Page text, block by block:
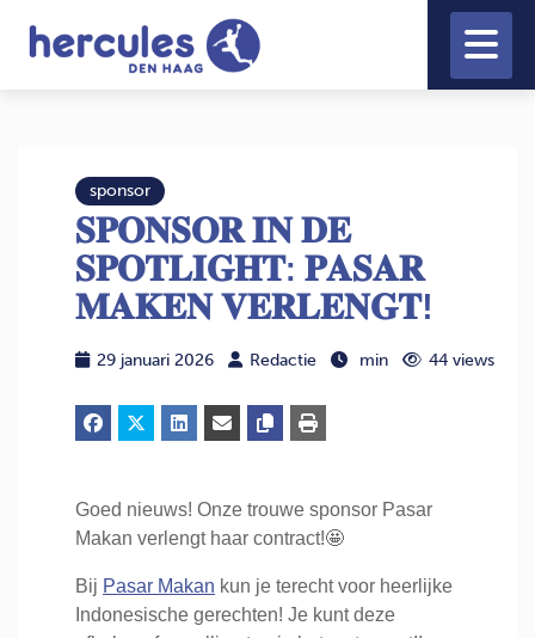
sponsor
𝐒𝐏𝐎𝐍𝐒𝐎𝐑 𝐈𝐍 𝐃𝐄
𝐒𝐏𝐎𝐓𝐋𝐈𝐆𝐇𝐓: 𝐏𝐀𝐒𝐀𝐑
𝐌𝐀𝐊𝐄𝐍 𝐕𝐄𝐑𝐋𝐄𝐍𝐆𝐓!
29 januari 2026 Redactie min 44 views
Goed nieuws! Onze trouwe sponsor Pasar
Makan verlengt haar contract!🤩
Bij Pasar Makan kun je terecht voor heerlijke
Indonesische gerechten! Je kunt deze